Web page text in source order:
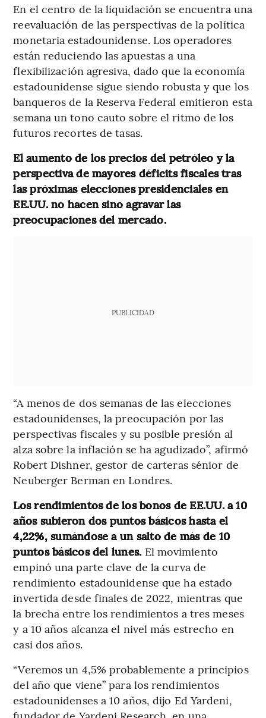
En el centro de la liquidación se encuentra una
reevaluación de las perspectivas de la política
monetaria estadounidense. Los operadores
están reduciendo las apuestas a una
flexibilización agresiva, dado que la economía
estadounidense sigue siendo robusta y que los
banqueros de la Reserva Federal emitieron esta
semana un tono cauto sobre el ritmo de los
futuros recortes de tasas.
El aumento de los precios del petróleo y la
perspectiva de mayores déficits fiscales tras
las próximas elecciones presidenciales en
EE.UU. no hacen sino agravar las
preocupaciones del mercado.
PUBLICIDAD
“A menos de dos semanas de las elecciones
estadounidenses, la preocupación por las
perspectivas fiscales y su posible presión al
alza sobre la inflación se ha agudizado”, afirmó
Robert Dishner, gestor de carteras sénior de
Neuberger Berman en Londres.
Los rendimientos de los bonos de EE.UU. a 10
años subieron dos puntos básicos hasta el
4,22%, sumándose a un salto de más de 10
puntos básicos del lunes. El movimiento
empinó una parte clave de la curva de
rendimiento estadounidense que ha estado
invertida desde finales de 2022, mientras que
la brecha entre los rendimientos a tres meses
y a 10 años alcanza el nivel más estrecho en
casi dos años.
“Veremos un 4,5% probablemente a principios
del año que viene” para los rendimientos
estadounidenses a 10 años, dijo Ed Yardeni,